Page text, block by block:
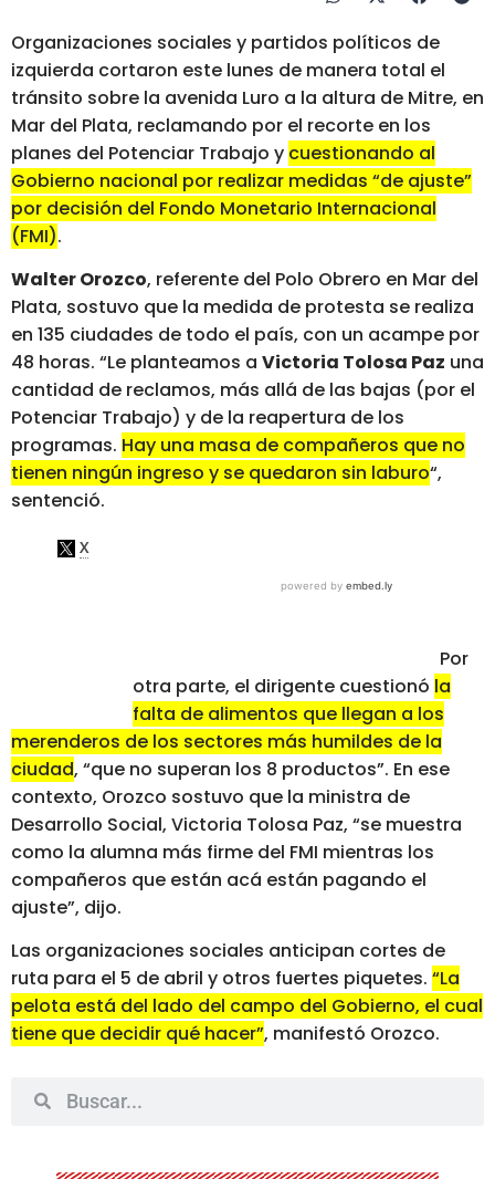
Organizaciones sociales y partidos políticos de
izquierda cortaron este lunes de manera total el
tránsito sobre la avenida Luro a la altura de Mitre, en
Mar del Plata, reclamando por el recorte en los
planes del Potenciar Trabajo y cuestionando al
Gobierno nacional por realizar medidas “de ajuste”
por decisión del Fondo Monetario Internacional
(FMI).
Walter Orozco, referente del Polo Obrero en Mar del
Plata, sostuvo que la medida de protesta se realiza
en 135 ciudades de todo el país, con un acampe por
48 horas. “Le planteamos a Victoria Tolosa Paz una
cantidad de reclamos, más allá de las bajas (por el
Potenciar Trabajo) y de la reapertura de los
programas. Hay una masa de compañeros que no
tienen ningún ingreso y se quedaron sin laburo“,
sentenció.
Por
otra parte, el dirigente cuestionó la
falta de alimentos que llegan a los
merenderos de los sectores más humildes de la
ciudad, “que no superan los 8 productos”. En ese
contexto, Orozco sostuvo que la ministra de
Desarrollo Social, Victoria Tolosa Paz, “se muestra
como la alumna más firme del FMI mientras los
compañeros que están acá están pagando el
ajuste”, dijo.
Las organizaciones sociales anticipan cortes de
ruta para el 5 de abril y otros fuertes piquetes. “La
pelota está del lado del campo del Gobierno, el cual
tiene que decidir qué hacer”, manifestó Orozco.